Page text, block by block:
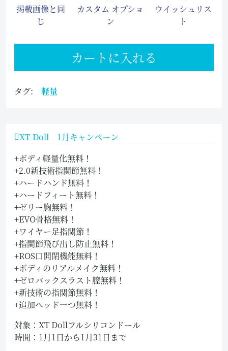
掲載画像と同
じ
カスタム オプショ
ン
ウイッシュリス
ト
カートに入れる
タグ: 軽量
XT Doll 1月キャンペーン
+ボディ軽量化無料！
+2.0新技術指関節無料！
+ハードハンド無料！
+ハードフィート無料！
+ゼリー胸無料！
+EVO骨格無料！
+ワイヤー足指関節！
+指関節飛び出し防止無料！
+ROS口開閉機能無料！
+ボディのリアルメイク無料！
+ゼロバックスラスト膣無料！
+新技術の指関節無料！
+追加ヘッド一つ無料！
対象：XT Dollフルシリコンドール
時間：1月1日から1月31日まで